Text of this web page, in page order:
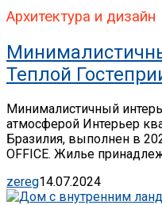
Архитектура и дизайн
Теплой
Минималистичный
атмосферой Интерьер
Бразилия, выполнен в
OFFICE. Жилье
zereg14.07.2024